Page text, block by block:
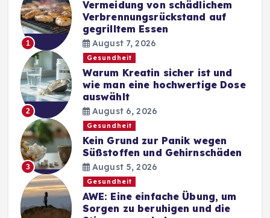
1
Vermeidung von schädlichem
Verbrennungsrückstand auf
gegrilltem Essen
August 7, 2026
2
Gesundheit
Warum Kreatin sicher ist und
wie man eine hochwertige Dose
auswählt
August 6, 2026
3
Gesundheit
Kein Grund zur Panik wegen
Süßstoffen und Gehirnschäden
August 5, 2026
Gesundheit
AWE: Eine einfache Übung, um
Sorgen zu beruhigen und die